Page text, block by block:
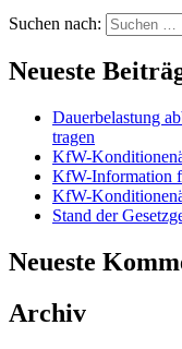
Suchen nach:
Neueste
Dauerbelastung
tragen
KfW-
KfW-Information
KfW-
Stand der
Neueste
Archiv